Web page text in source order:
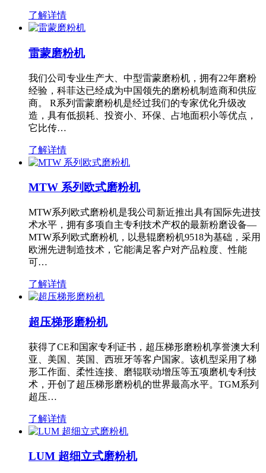
了解详情
雷蒙磨粉机
我们公司专业生产大、中型雷蒙磨粉机，拥有22年磨粉
经验，科菲达已经成为中国领先的磨粉机制造商和供应
商。 R系列雷蒙磨粉机是经过我们的专家优化升级改
造，具有低损耗、投资小、环保、占地面积小等优点，
它比传…
了解详情
MTW 系列欧式磨粉机
MTW系列欧式磨粉机是我公司新近推出具有国际先进技
术水平，拥有多项自主专利技术产权的最新粉磨设备—
MTW系列欧式磨粉机，以悬辊磨粉机9518为基础，采用
欧洲先进制造技术，它能满足客户对产品粒度、性能
可…
了解详情
超压梯形磨粉机
获得了CE和国家专利证书，超压梯形磨粉机享誉澳大利
亚、美国、英国、西班牙等客户国家。该机型采用了梯
形工作面、柔性连接、磨辊联动增压等五项磨机专利技
术，开创了超压梯形磨粉机的世界最高水平。TGM系列
超压…
了解详情
LUM 超细立式磨粉机